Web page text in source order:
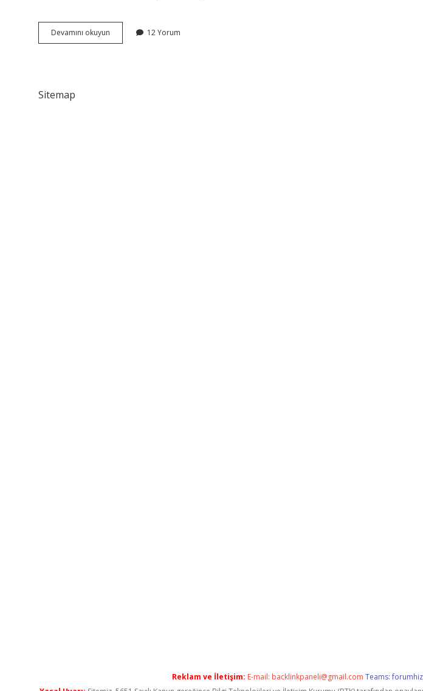
Devamını okuyun
Diyeti
12 Yorum
Sitemap
Reklam ve İletişim: E-mail: backlinkpaneli@gmail.com Teams: